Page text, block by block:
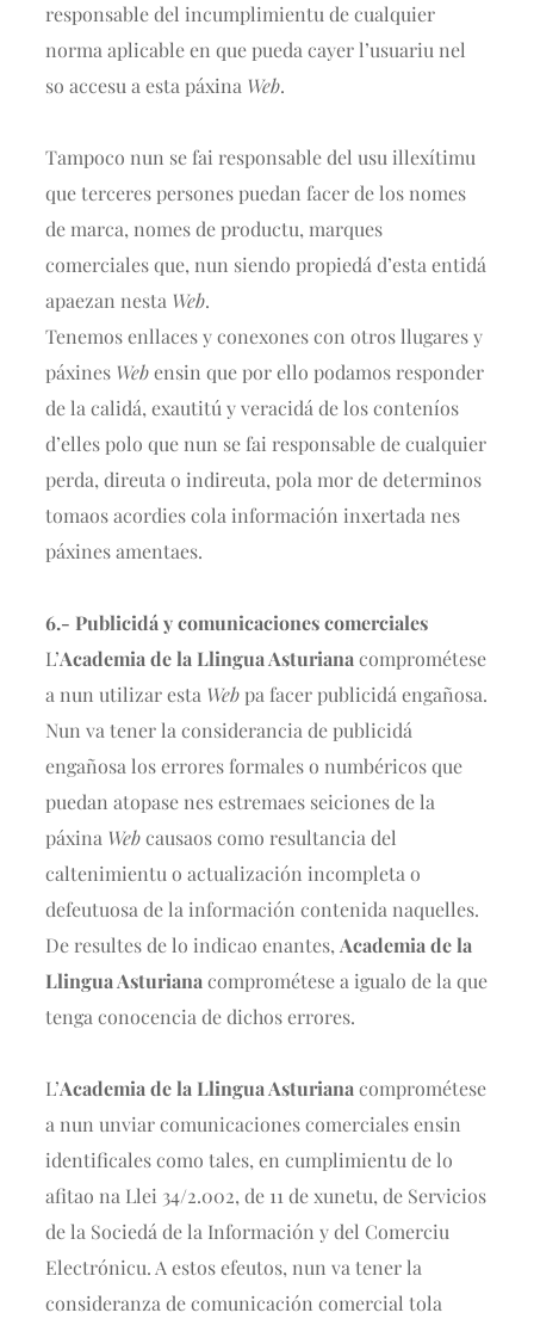
responsable del incumplimientu de cualquier
norma aplicable en que pueda cayer l’usuariu nel
so accesu a esta páxina Web.
Tampoco nun se fai responsable del usu illexítimu
que terceres persones puedan facer de los nomes
de marca, nomes de productu, marques
comerciales que, nun siendo propiedá d’esta entidá
apaezan nesta Web.
Tenemos enllaces y conexones con otros llugares y
páxines Webensin que por ello podamos responder
de la calidá, exautitú y veracidá de los conteníos
d’elles polo que nun se fai responsable de cualquier
perda, direuta o indireuta, pola mor de determinos
tomaos acordies cola información inxertada nes
páxines amentaes.
6.- Publicidá y comunicaciones comerciales
L’Academia de la Llingua Asturiana comprométese
a nun utilizar esta Web pa facer publicidá engañosa.
Nun va tener la considerancia de publicidá
engañosa los errores formales o numbéricos que
puedan atopase nes estremaes seiciones de la
páxina Webcausaos como resultancia del
caltenimientu o actualización incompleta o
defeutuosa de la información contenida naquelles.
De resultes de lo indicao enantes, Academia de la
Llingua Asturiana comprométese a igualo de la que
tenga conocencia de dichos errores.
L’Academia de la Llingua Asturiana comprométese
a nun unviar comunicaciones comerciales ensin
identificales como tales, en cumplimientu de lo
afitao na Llei 34/2.002, de 11 de xunetu, de Servicios
de la Sociedá de la Información y del Comerciu
Electrónicu. A estos efeutos, nun va tener la
consideranza de comunicación comercial tola